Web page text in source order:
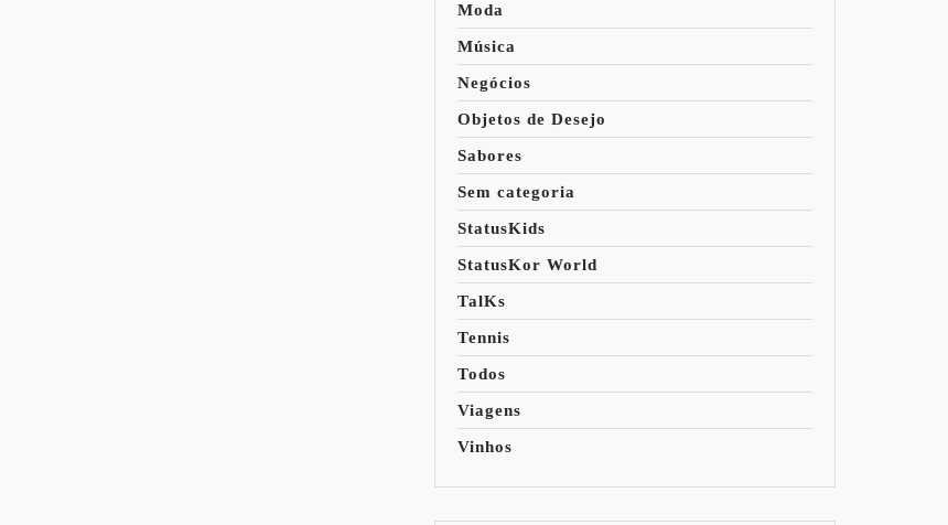
Moda
Música
Negócios
Objetos de Desejo
Sabores
Sem categoria
StatusKids
StatusKor World
TalKs
Tennis
Todos
Viagens
Vinhos